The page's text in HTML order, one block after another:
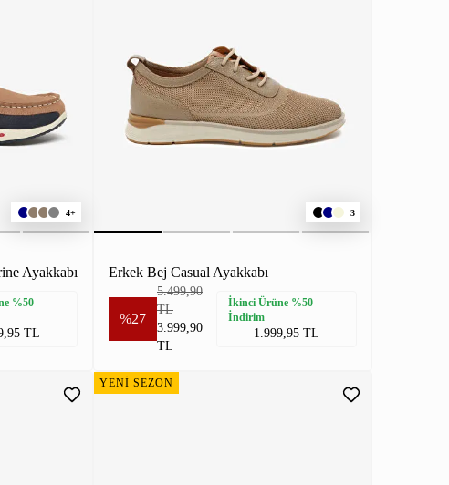
4+
Ayakkabı
%50
TL
3
Erkek Bej Casual Ayakkabı
%27
5.499,90
TL
3.999,90
TL
İkinci Ürüne %50
İndirim
1.999,95 TL
YENİ SEZON